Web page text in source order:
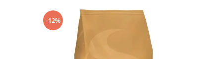
-12%